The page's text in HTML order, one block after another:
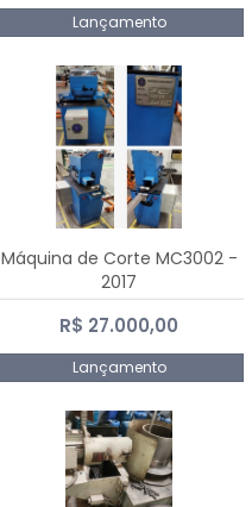
Lançamento
Máquina de Corte MC3002 -
2017
R$ 27.000,00
Lançamento